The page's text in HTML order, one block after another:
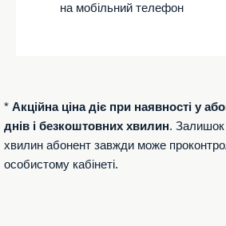
на мобільний телефон
* Акційна ціна діє при наявності у
днів і безкоштовних хвилин. Залишок
хвилин абонент завжди може
особистому кабінеті.